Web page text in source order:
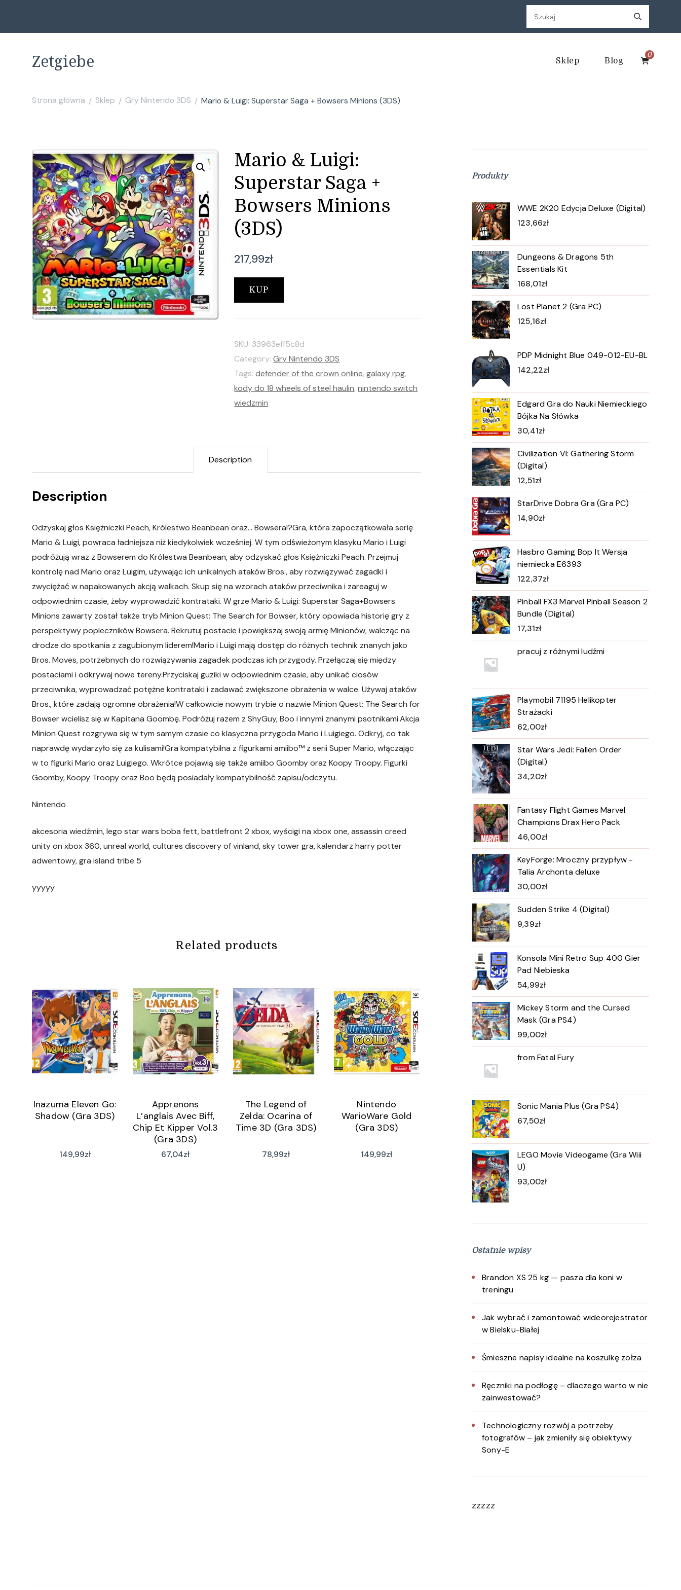
Szukaj:
Zetgiebe Sklep Blog
0
Strona główna / Sklep / Gry Nintendo 3DS / Mario & Luigi: Superstar Saga + Bowsers Minions (3DS)
Mario & Luigi:
Superstar Saga +
Bowsers Minions
(3DS)
217,99zł
KUP
SKU: 33963eff5c8d
Category:Gry Nintendo 3DS
Tags:defender of the crown online,galaxy rpg,
kody do 18 wheels of steel haulin,nintendo switch
wiedzmin
Description
Description
Odzyskaj głos Księżniczki Peach, Królestwo Beanbean oraz… Bowsera!?Gra, która zapoczątkowała serię
Mario & Luigi, powraca ładniejsza niż kiedykolwiek wcześniej. W tym odświeżonym klasyku Mario i Luigi
podróżują wraz z Bowserem do Królestwa Beanbean, aby odzyskać głos Księżniczki Peach. Przejmuj
kontrolę nad Mario oraz Luigim, używając ich unikalnych ataków Bros., aby rozwiązywać zagadki i
zwyciężać w napakowanych akcją walkach. Skup się na wzorach ataków przeciwnika i zareaguj w
odpowiednim czasie, żeby wyprowadzić kontrataki. W grze Mario & Luigi: Superstar Saga+Bowsers
Minions zawarty został także tryb Minion Quest: The Search for Bowser, który opowiada historię gry z
perspektywy popleczników Bowsera. Rekrutuj postacie i powiększaj swoją armię Minionów, walcząc na
drodze do spotkania z zagubionym liderem!Mario i Luigi mają dostęp do różnych technik znanych jako
Bros. Moves, potrzebnych do rozwiązywania zagadek podczas ich przygody. Przełączaj się między
postaciami i odkrywaj nowe tereny.Przyciskaj guziki w odpowiednim czasie, aby unikać ciosów
przeciwnika, wyprowadzać potężne kontrataki i zadawać zwiększone obrażenia w walce. Używaj ataków
Bros., które zadają ogromne obrażenia!W całkowicie nowym trybie o nazwie Minion Quest: The Search for
Bowser wcielisz się w Kapitana Goombę. Podróżuj razem z ShyGuy, Boo i innymi znanymi psotnikami.Akcja
Minion Quest rozgrywa się w tym samym czasie co klasyczna przygoda Mario i Luigiego. Odkryj, co tak
naprawdę wydarzyło się za kulisami!Gra kompatybilna z figurkami amiibo™ z serii Super Mario, włączając
w to figurki Mario oraz Luigiego. Wkrótce pojawią się także amiibo Goomby oraz Koopy Troopy. Figurki
Goomby, Koopy Troopy oraz Boo będą posiadały kompatybilność zapisu/odczytu.
Nintendo
akcesoria wiedźmin, lego star wars boba fett, battlefront 2 xbox, wyścigi na xbox one, assassin creed
unity on xbox 360, unreal world, cultures discovery of vinland, sky tower gra, kalendarz harry potter
adwentowy, gra island tribe 5
yyyyy
Related products
Inazuma Eleven Go:
Shadow (Gra 3DS)
149,99zł
Apprenons
L’anglais Avec Biff,
Chip Et Kipper Vol.3
(Gra 3DS)
67,04zł
The Legend of
Zelda: Ocarina of
Time 3D (Gra 3DS)
78,99zł
Nintendo
WarioWare Gold
(Gra 3DS)
149,99zł
Produkty
WWE 2K20 Edycja Deluxe (Digital)
123,66zł
Dungeons & Dragons 5th
Essentials Kit
168,01zł
Lost Planet 2 (Gra PC)
125,16zł
PDP Midnight Blue 049-012-EU-BL
142,22zł
Edgard Gra do Nauki Niemieckiego
Bójka Na Słówka
30,41zł
Civilization VI: Gathering Storm
(Digital)
12,51zł
StarDrive Dobra Gra (Gra PC)
14,90zł
Hasbro Gaming Bop It Wersja
niemiecka E6393
122,37zł
Pinball FX3 Marvel Pinball Season 2
Bundle (Digital)
17,31zł
pracuj z różnymi ludźmi
Playmobil 71195 Helikopter
Strażacki
62,00zł
Star Wars Jedi: Fallen Order
(Digital)
34,20zł
Fantasy Flight Games Marvel
Champions Drax Hero Pack
46,00zł
KeyForge: Mroczny przypływ -
Talia Archonta deluxe
30,00zł
Sudden Strike 4 (Digital)
9,39zł
Konsola Mini Retro Sup 400 Gier
Pad Niebieska
54,99zł
Mickey Storm and the Cursed
Mask (Gra PS4)
99,00zł
from Fatal Fury
Sonic Mania Plus (Gra PS4)
67,50zł
LEGO Movie Videogame (Gra Wiii
U)
93,00zł
Ostatnie wpisy
Brandon XS 25 kg — pasza dla koni w
treningu
Jak wybrać i zamontować wideorejestrator
w Bielsku-Białej
Śmieszne napisy idealne na koszulkę zołza
Ręczniki na podłogę – dlaczego warto w nie
zainwestować?
Technologiczny rozwój a potrzeby
fotografów – jak zmieniły się obiektywy
Sony-E
zzzzz